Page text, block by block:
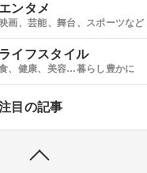
エンタメ
映画、芸能、舞台、スポーツなど
ライフスタイル
、健康、美容…暮らし豊かに
目の記事